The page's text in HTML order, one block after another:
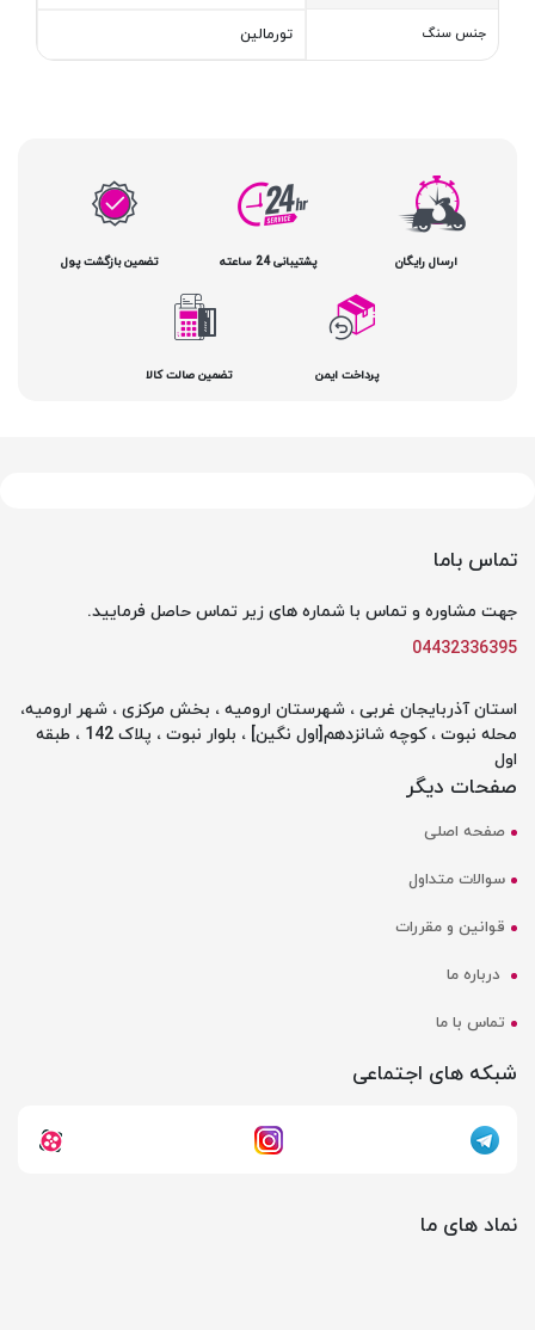
جنس سنگ تورمالین
ارسال رایگان پشتیبانی 24 ساعته تضمین بازگشت پول
پرداخت ایمن تضمین صالت کالا
تماس باما
جهت مشاوره و تماس با شماره های زیر تماس حاصل فرمایید.
04432336395
استان آذربایجان غربی ، شهرستان ارومیه ، بخش مرکزی ، شهر ارومیه،
محله نبوت ، کوچه شانزدهم[اول نگین] ، بلوار نبوت ، پلاک 142 ، طبقه
اول
صفحات دیگر
صفحه اصلی
سوالات متداول
قوانین و مقررات
درباره ما
تماس با ما
شبکه های اجتماعی
نماد های ما